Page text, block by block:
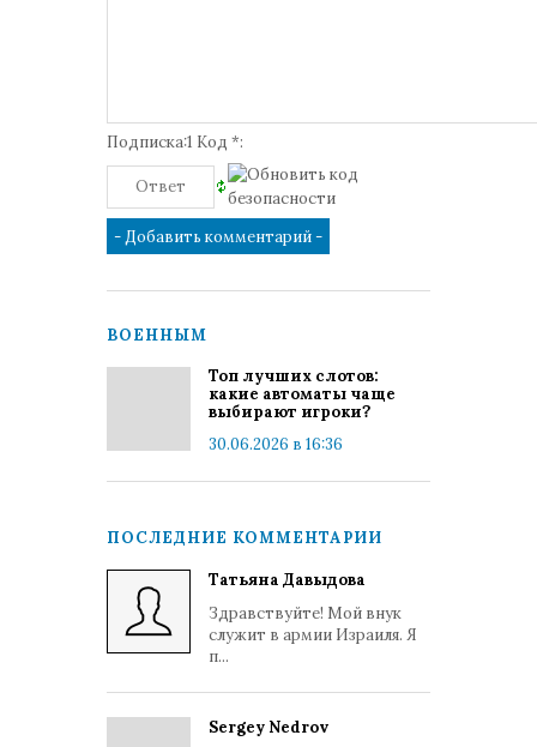
Подписка:1 Код *:
ВОЕННЫМ
Топ лучших слотов:
какие автоматы чаще
выбирают игроки?
30.06.2026 в 16:36
ПОСЛЕДНИЕ КОММЕНТАРИИ
Татьяна Давыдова
Здравствуйте! Мой внук
служит в армии Израиля. Я
п...
Sergey Nedrov